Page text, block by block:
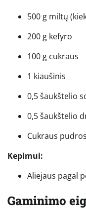
500 g miltų
200 g kefyro
100 g cukraus
1 kiaušinis
0,5 šaukštelio
0,5 šaukštelio
Cukraus
Kepimui:
Aliejaus pagal
Gaminimo